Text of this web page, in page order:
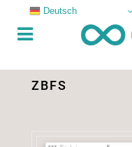
ZBFS
Deutsch